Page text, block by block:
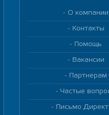
О компании
Контакты
Помощь
Вакансии
Партнерам
Частые
Письмо